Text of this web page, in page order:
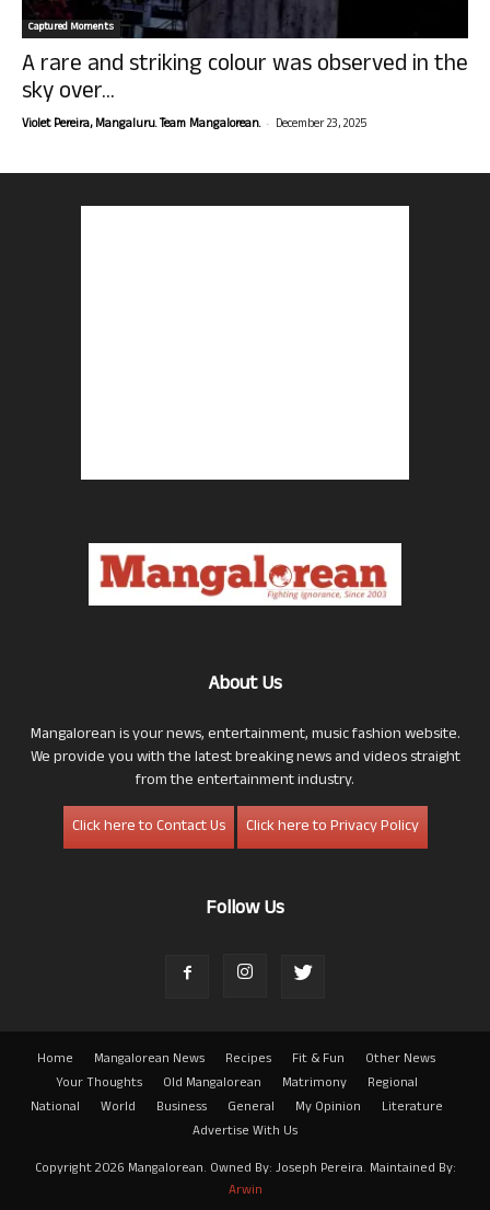
Captured Moments
A rare and striking colour was observed in the
sky over...
Violet Pereira, Mangaluru. Team Mangalorean. - December 23, 2025
About Us
Mangalorean is your news, entertainment, music fashion website.
We provide you with the latest breaking news and videos straight
from the entertainment industry.
Click here to Contact Us
Click here to Privacy Policy
Follow Us
Home Mangalorean News Recipes Fit & Fun
Other News
Your Thoughts
Old Mangalorean Matrimony
Regional
National
World Business General My Opinion
Literature
Advertise With Us
Copyright 2026 Mangalorean. Owned By: Joseph Pereira. Maintained By:
Arwin